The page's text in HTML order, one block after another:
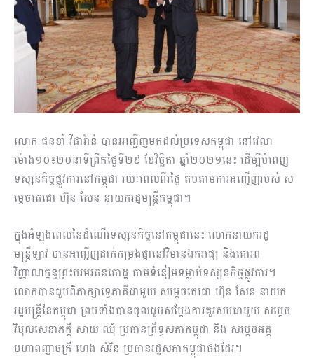
លោក ផនខាំ វីផាវ៉ាន់ បានអញ្ជើញមកដល់ប្រទេសកម្ពុជា នៅវេលា
ម៉ោង១០៖២០នាទីព្រឹកថ្ងៃទី២៩ ខែវិច្ឆិកា ឆ្នាំ២០២១នេះ ដើម្បីបំពេញ
ទស្សនកិច្ចផ្លូវការនៅកម្ពុជា រយៈពេលពីរថ្ងៃ តបតាមការអញ្ជើញរបស់ ស
ម្តេចតេជោ ហ៊ុន សែន នាយករដ្ឋមន្ត្រីកម្ពុជា។
ក្នុងអំឡុងពេលនៃដំណើរទស្សនកិច្ចនៅកម្ពុជានេះ លោកនាយករដ្ឋ
មន្ត្រីឡាវ បានអញ្ជើញដាក់កម្រងផ្កានៅវិមានឯករាជ្យ និងគោរព
វិញ្ញាណក្ខន្ធព្រះបរមរតនកោដ្ឋ តាមទំនៀមទម្លាប់ទស្សនកិច្ចផ្លូវការ។
លោកបានជួបពិភាក្សាទ្វេភាគីជាមួយ សម្តេចតេជោ ហ៊ុន សែន នាយក
រដ្ឋមន្រ្តីនៃកម្ពុជា ព្រមទាំងបានចូលជួបសម្តែងការគួរសមជាមួយ សម្តេច
វិបុលសេនាភក្តី សាយ ឈុំ ប្រធានព្រឹទ្ធសភាកម្ពុជា និង សម្តេចអគ្គ
មហាពញាចក្រី ហេង សំរិន ប្រធានរដ្ឋសភាកម្ពុជាផងដែរ។